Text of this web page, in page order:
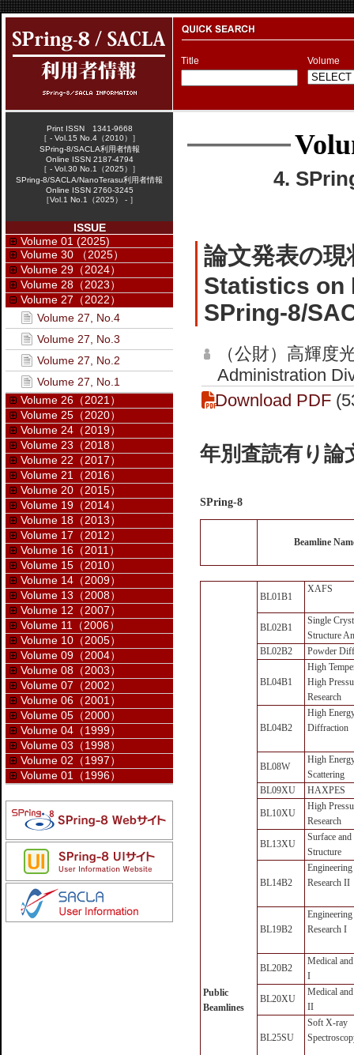
Title Volume
4.
論文発表の現
Statistics on
SPring-8/
（公財）高輝
Administration
Download PDF
年別査読有り論
SPring-8
Beamline
Public
Beamlines
BL01B1
XAFS
BL02B1
Single
Structure
BL02B2
Powder
BL04B1
High
High
Research
BL04B2
High
Diffraction
BL08W
High
Scattering
BL09XU
HAXPES
BL10XU
High
Research
BL13XU
Surface and
Structure
BL14B2
Engineering
Research II
BL19B2
Engineering
Research I
BL20B2
Medical and
I
BL20XU
Medical and
II
BL25SU
Soft X-ray
Print ISSN 1341-9668
［ - Vol.15 No.4（2010）］
SPring-8/SACLA利用者情報
Online ISSN 2187-4794
［ - Vol.30 No.1（2025）］
SPring-8/SACLA/NanoTerasu利用者情報
Online ISSN 2760-3245
［Vol.1 No.1（2025） - ］
ISSUE
Volume 01 (2025)
Volume 30 （2025）
Volume 29（2024）
Volume 28（2023）
Volume 27（2022）
Volume 27, No.4
Volume 27, No.3
Volume 27, No.2
Volume 27, No.1
Volume 26（2021）
Volume 25（2020）
Volume 24（2019）
Volume 23（2018）
Volume 22（2017）
Volume 21（2016）
Volume 20（2015）
Volume 19（2014）
Volume 18（2013）
Volume 17（2012）
Volume 16（2011）
Volume 15（2010）
Volume 14（2009）
Volume 13（2008）
Volume 12（2007）
Volume 11（2006）
Volume 10（2005）
Volume 09（2004）
Volume 08（2003）
Volume 07（2002）
Volume 06（2001）
Volume 05（2000）
Volume 04（1999）
Volume 03（1998）
Volume 02（1997）
Volume 01（1996）